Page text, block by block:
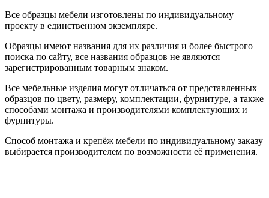
Все образцы мебели изготовлены по индивидуальному
проекту в единственном экземпляре.
Образцы имеют названия для их различия и более быстрого
поиска по сайту, все названия образцов не являются
зарегистрированным товарным знаком.
Все мебельные изделия могут отличаться от представленных
образцов по цвету, размеру, комплектации, фурнитуре, а также
способами монтажа и производителями комплектующих и
фурнитуры.
Способ монтажа и крепёж мебели по индивидуальному заказу
выбирается производителем по возможности её применения.